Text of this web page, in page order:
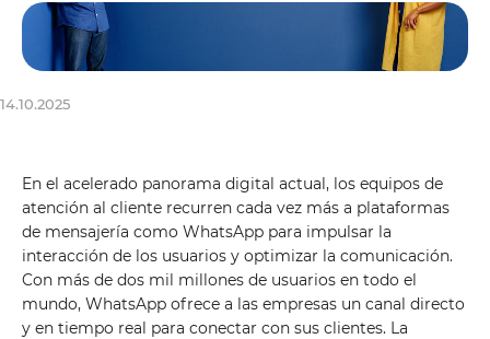
14.10.2025
En el acelerado panorama digital actual, los equipos de
atención al cliente recurren cada vez más a plataformas
de mensajería como WhatsApp para impulsar la
interacción de los usuarios y optimizar la comunicación.
Con más de dos mil millones de usuarios en todo el
mundo, WhatsApp ofrece a las empresas un canal directo
y en tiempo real para conectar con sus clientes. La